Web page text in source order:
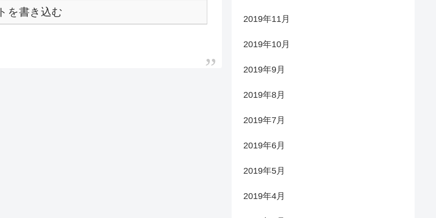
を書き込む
2019年11月
2019年10月
2019年9月
2019年8月
2019年7月
2019年6月
2019年5月
2019年4月